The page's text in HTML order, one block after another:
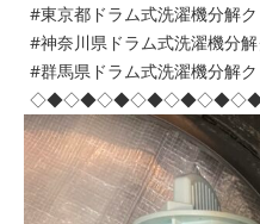
#東京都ドラム式洗濯機分解
#神奈川県ドラム式洗濯機分
#群馬県ドラム式洗濯機分解